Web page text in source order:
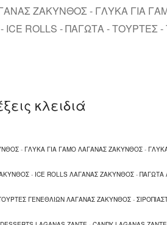
ΖΑΚΥΝΘΟΣ - ΓΛΥΚΑ ΓΙΑ
ROLLS - ΠΑΓΩΤΑ - ΤΟΥΡΤΕΣ
κλειδιά
- ΓΛΥΚΑ ΓΙΑ ΓΑΜΟ ΛΑΓΑΝΑΣ ΖΑΚΥΝΘΟΣ -
- ICE ROLLS ΛΑΓΑΝΑΣ ΖΑΚΥΝΘΟΣ - ΠΑΓΩΤΑ
ΓΕΝΕΘΛΙΩΝ ΛΑΓΑΝΑΣ ΖΑΚΥΝΘΟΣ -